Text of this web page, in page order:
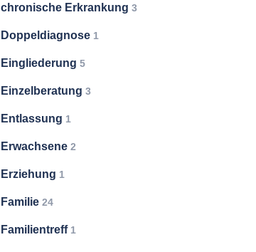
chronische Erkrankung 3
Doppeldiagnose 1
Eingliederung 5
Einzelberatung 3
Entlassung 1
Erwachsene 2
Erziehung 1
Familie 24
Familientreff 1